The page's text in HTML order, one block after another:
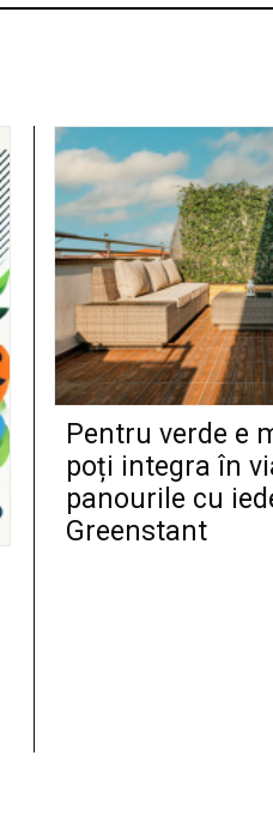
Pentru verde e
poți integra în
panourile cu
Greenstant